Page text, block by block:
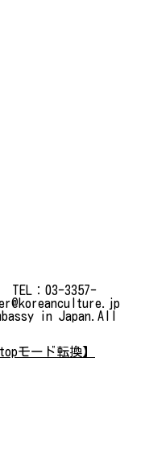
TEL：03-3357-
in Japan.All
モード転換】